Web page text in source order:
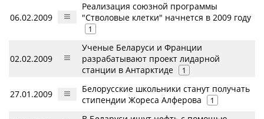
06.02.2009
Реализация союзной программы
"Стволовые клетки" начнется в 2009 году
1
02.02.2009
Ученые Беларуси и Франции
разрабатывают проект лидарной
станции в Антарктиде
1
27.01.2009
Белорусские школьники станут получать
стипендии Жореса Алферова
1